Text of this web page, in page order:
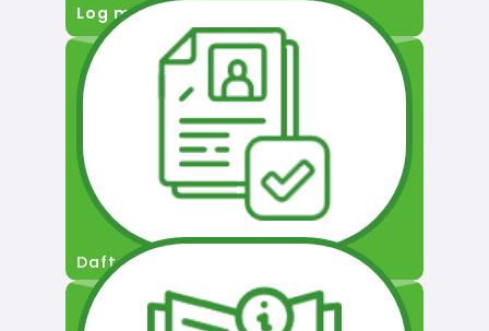
Log masuk
Daftar Pengguna